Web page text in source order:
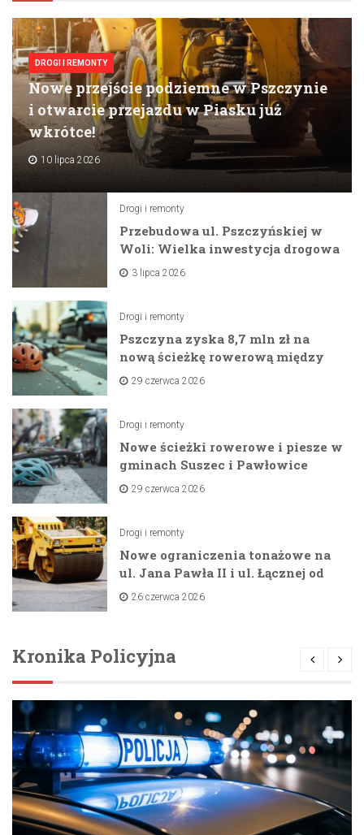
DROGI I REMONTY
Nowe przejście podziemne w Pszczynie
i otwarcie przejazdu w Piasku już
wkrótce!
10 lipca 2026
Drogi i remonty
Przebudowa ul. Pszczyńskiej w
Woli: Wielka inwestycja drogowa
na horyzoncie
3 lipca 2026
Drogi i remonty
Pszczyna zyska 8,7 mln zł na
nową ścieżkę rowerową między
zaporami
29 czerwca 2026
Drogi i remonty
Nowe ścieżki rowerowe i piesze w
gminach Suszec i Pawłowice
dzięki unijnemu wsparciu
29 czerwca 2026
Drogi i remonty
Nowe ograniczenia tonażowe na
ul. Jana Pawła II i ul. Łącznej od
lipca 2026 roku
26 czerwca 2026
Kronika Policyjna